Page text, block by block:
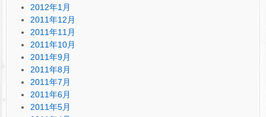
2012年1月
2011年12月
2011年11月
2011年10月
2011年9月
2011年8月
2011年7月
2011年6月
2011年5月